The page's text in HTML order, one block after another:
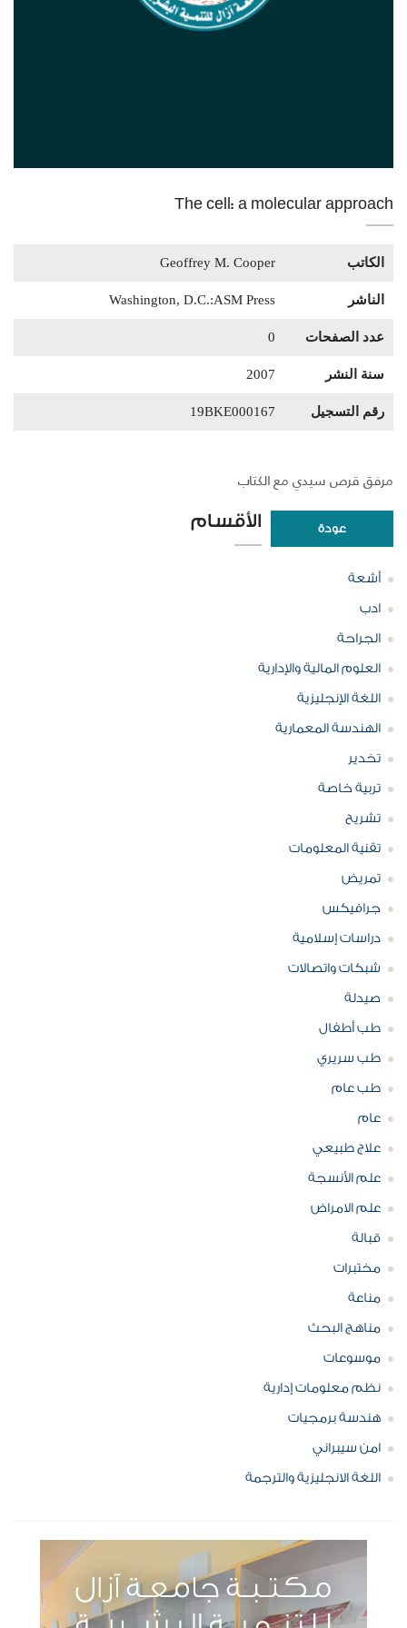
The cell: a molecular approach
الكاتب Geoffrey M. Cooper
الناشر Washington, D.C.:ASM Press
عدد الصفحات 0
سنة النشر 2007
رقم التسجيل 19BKE000167
مرفق قرص سيدي مع الكتاب
عودة الأقسام
أشعة
ادب
الجراحة
العلوم المالية والإدارية
اللغة الإنجليزية
الهندسة المعمارية
تخدير
تربية خاصة
تشريح
تقنية المعلومات
تمريض
جرافيكس
دراسات إسلامية
شبكات واتصالات
صيدلة
طب أطفال
طب سريري
طب عام
عام
علاج طبيعي
علم الأنسجة
علم الامراض
قبالة
مختبرات
مناعة
مناهج البحث
موسوعات
نظم معلومات إدارية
هندسة برمجيات
امن سيبراني
اللغة الانجليزية والترجمة